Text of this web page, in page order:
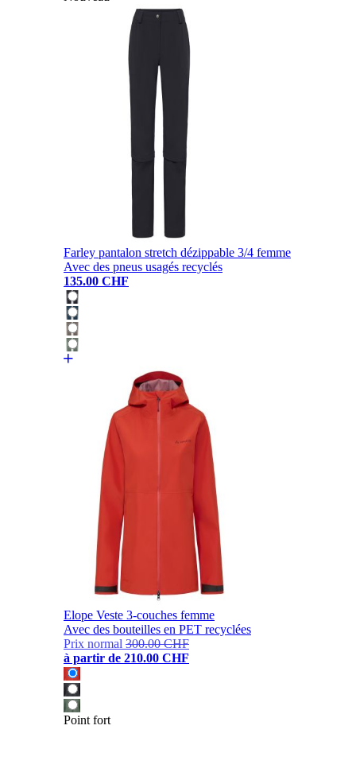
Farley pantalon stretch dézippable 3/4 femme
Avec des pneus usagés recyclés
135.00 CHF
Elope Veste 3-couches femme
Avec des bouteilles en PET recyclées
Prix normal 300.00 CHF
à partir de 210.00 CHF
Point fort